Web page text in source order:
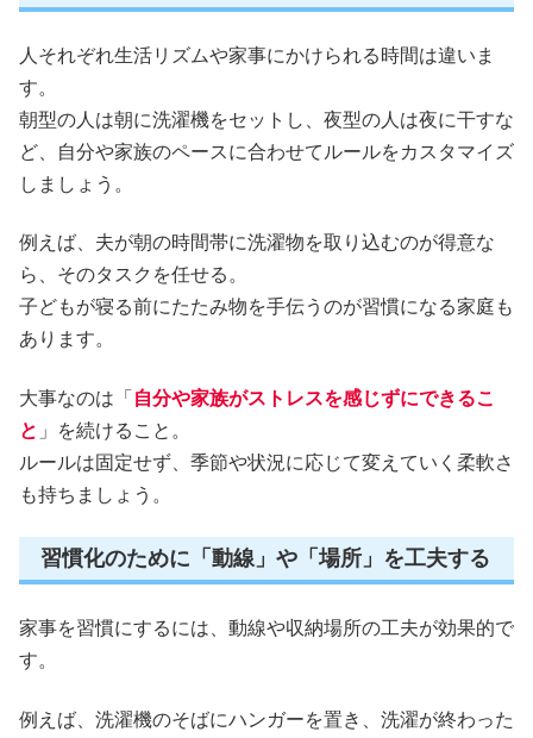
人それぞれ生活リズムや家事にかけられる時間は違いま
す。
朝型の人は朝に洗濯機をセットし、夜型の人は夜に干すな
ど、自分や家族のペースに合わせてルールをカスタマイズ
しましょう。
例えば、夫が朝の時間帯に洗濯物を取り込むのが得意な
ら、そのタスクを任せる。
子どもが寝る前にたたみ物を手伝うのが習慣になる家庭も
あります。
大事なのは「 自分や家族がストレスを感じずにできるこ
と 」を続けること。
ルールは固定せず、季節や状況に応じて変えていく柔軟さ
も持ちましょう。
習慣化のために「動線」や「場所」を工夫する
家事を習慣にするには、動線や収納場所の工夫が効果的で
す。
例えば、洗濯機のそばにハンガーを置き、洗濯が終わった